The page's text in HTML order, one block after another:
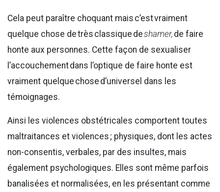
Cela peut paraître choquant mais c’est vraiment
quelque chose de très classique deshamer, de faire
honte aux personnes. Cette façon de sexualiser
l’accouchement dans l’optique de faire honte est
vraiment quelque chose d’universel dans les
témoignages.
Ainsi les violences obstétricales comportent toutes
maltraitances et violences ; physiques, dont les actes
non-consentis, verbales, par des insultes, mais
également psychologiques. Elles sont même parfois
banalisées et normalisées, en les présentant comme